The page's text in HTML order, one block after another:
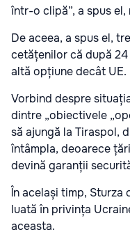
într-o clipă”, a spus el,
De aceea, a spus el,
cetățenilor că după
altă opțiune decât UE.
Vorbind despre
dintre „obiectivele
să ajungă la Tiraspol,
întâmpla, deoarece
devină garanții
În același timp, Sturza
luată în privința
aceasta.